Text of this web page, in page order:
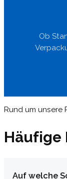
Ob
Häufige
Rund um unsere
Auf welche